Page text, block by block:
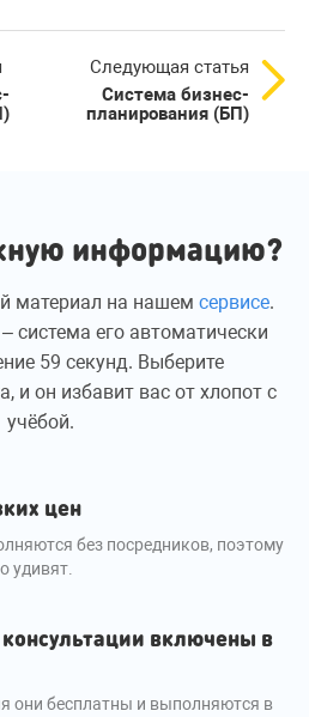
Следующая статья
Система бизнес-
планирования (БП)
информацию?
материал на нашем сервисе.
система его автоматически
59 секунд. Выберите
и он избавит вас от хлопот с
учёбой.
цен
без посредников, поэтому
удивят.
включены в
они бесплатны и выполняются в